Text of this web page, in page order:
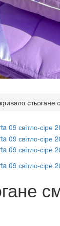
стьогане